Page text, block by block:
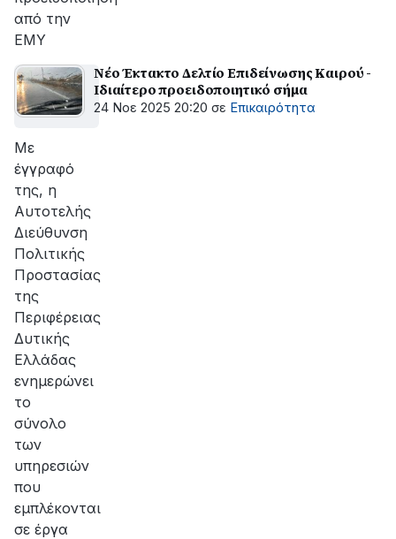
από την
ΕΜΥ
Νέο Έκτακτο Δελτίο Επιδείνωσης Καιρού -
Ιδιαίτερο προειδοποιητικό σήμα
24 Νοε 2025 20:20 σε Επικαιρότητα
Με
έγγραφό
της, η
Αυτοτελής
Διεύθυνση
Πολιτικής
Προστασίας
της
Περιφέρειας
Δυτικής
Ελλάδας
ενημερώνει
το
σύνολο
των
υπηρεσιών
που
εμπλέκονται
σε έργα